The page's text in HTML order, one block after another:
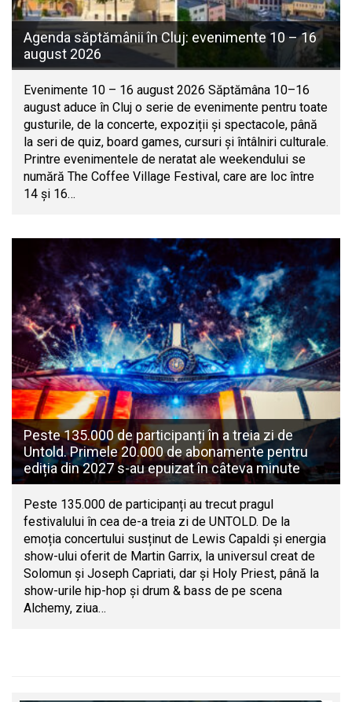
Agenda săptămânii în Cluj: evenimente 10 – 16
august 2026
Evenimente 10 – 16 august 2026 Săptămâna 10–16
august aduce în Cluj o serie de evenimente pentru toate
gusturile, de la concerte, expoziții și spectacole, până
la seri de quiz, board games, cursuri și întâlniri culturale.
Printre evenimentele de neratat ale weekendului se
numără The Coffee Village Festival, care are loc între
14 și 16…
Peste 135.000 de participanți în a treia zi de
Untold. Primele 20.000 de abonamente pentru
ediția din 2027 s-au epuizat în câteva minute
Peste 135.000 de participanți au trecut pragul
festivalului în cea de-a treia zi de UNTOLD. De la
emoția concertului susținut de Lewis Capaldi și energia
show-ului oferit de Martin Garrix, la universul creat de
Solomun și Joseph Capriati, dar și Holy Priest, până la
show-urile hip-hop și drum & bass de pe scena
Alchemy, ziua…